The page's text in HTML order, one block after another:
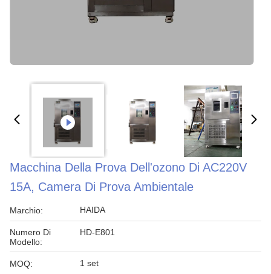
Macchina Della Prova Dell'ozono Di AC220V
15A, Camera Di Prova Ambientale
Marchio: HAIDA
Numero Di
Modello:
HD-E801
MOQ: 1 set